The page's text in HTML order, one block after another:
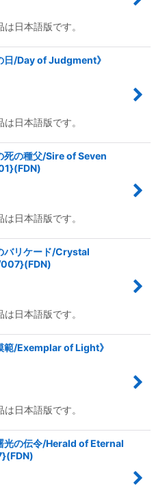
日本語版です。
日/Day of Judgment》
日本語版です。
死の種父/Sire of Seven
日本語版です。
バリケード/Crystal
日本語版です。
範/Exemplar of Light》
日本語版です。
光の伝令/Herald of Eternal